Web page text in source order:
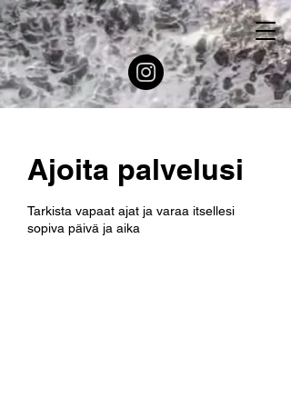
Ajoita palvelusi
Tarkista vapaat ajat ja varaa itsellesi
sopiva päivä ja aika